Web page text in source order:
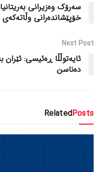
سەرۆک وەزیرانی
خۆپێشاندەرانی
Next Post
ئایەتوڵڵا ڕەئیسی: ئێران
دەناسن
RelatedPosts